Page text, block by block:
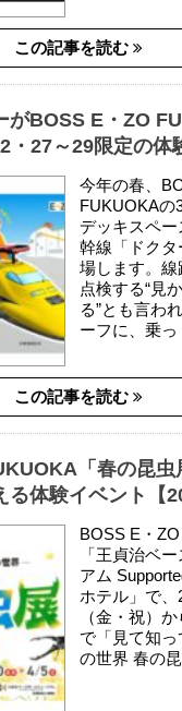
この記事を読む
がBOSS E・ZO
・27～29限定の体
今年の春、
FUKUOKAの
デッキスペ
幹線「ドク
場します。
点検する“見
る”とも言わ
ーフに、乗
この記事を読む
「春の昆虫
体験イベント【
BOSS E・
「王貞治ベ
アム
ホテル」で、
（金・祝）
で「見て知
の世界 春の